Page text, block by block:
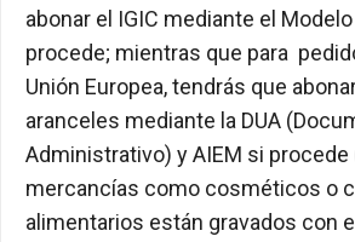
abonar el IGIC mediante el
procede; mientras que para
Unión Europea, tendrás que
aranceles mediante la DUA
Administrativo) y AIEM si procede
mercancías como cosméticos o
alimentarios están gravados con